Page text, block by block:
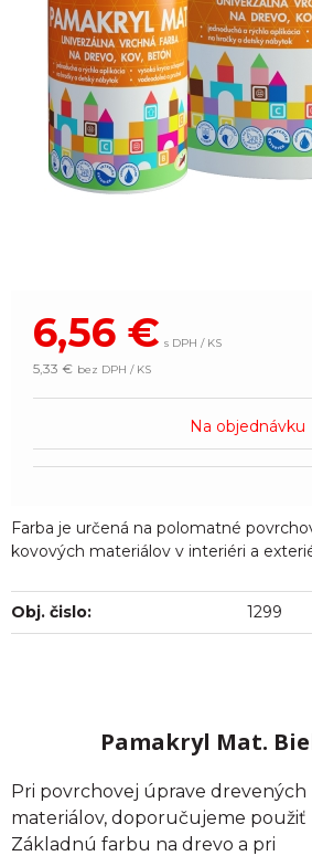
6,56 € s DPH / KS
5,33 € bez DPH / KS
Na objednávku
Farba je určená na polomatné
kovových materiálov v interiéri a
Obj. čislo: 1299
Pamakryl Mat.
Pri povrchovej úprave drevených
materiálov, doporučujeme použiť
Základnú farbu na drevo a pri